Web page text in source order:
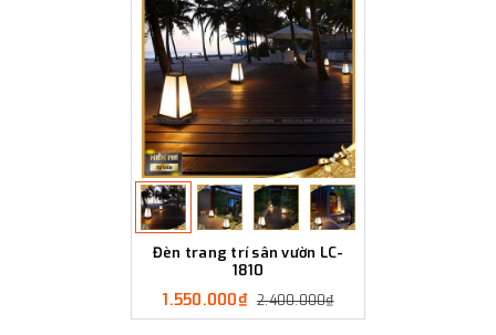
Đèn trang trí sân vườn LC-
1810
1.550.000₫ 2.400.000₫